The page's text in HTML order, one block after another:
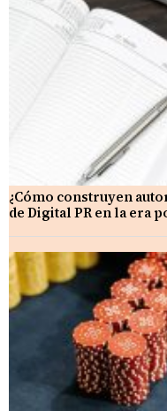
¿Cómo construyen
de Digital PR en la era